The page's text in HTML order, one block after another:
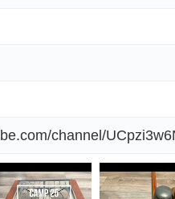
channel/